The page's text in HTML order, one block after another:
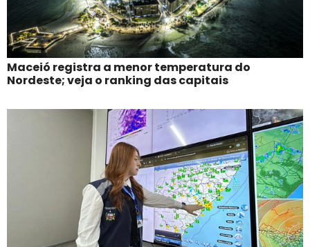
Maceió registra a menor temperatura do
Nordeste; veja o ranking das capitais